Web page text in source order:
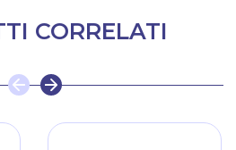
CORRELATI